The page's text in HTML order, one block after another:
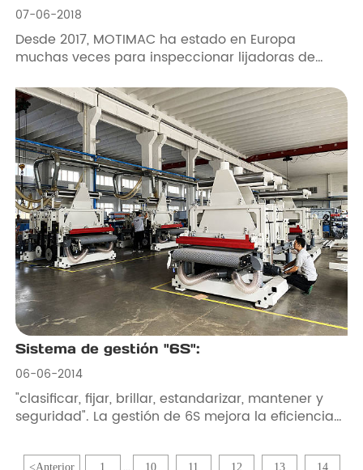
07-06-2018
Desde 2017, MOTIMAC ha estado en Europa
muchas veces para inspeccionar lijadoras de
técnica. Después de una consideración
exhaustiva, en 2018, en el lugar de origen de la
máquina lijadora, Italia, visitamos Tagliabue y
llegamos a una cooperación técnica con ella.
Sistema de gestión "6S":
06-06-2014
"clasificar, fijar, brillar, estandarizar, mantener y
seguridad". La gestión de 6S mejora la eficiencia
remodela la imagen del equipo para garantizar
<Anterior 1 10 11 12 13 14